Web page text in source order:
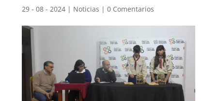
29 - 08 - 2024| Noticias | 0 Comentarios